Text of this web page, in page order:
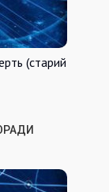
(старий